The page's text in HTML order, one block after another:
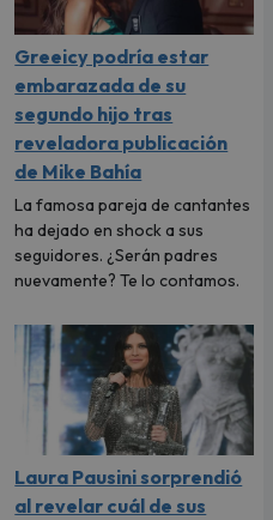
Greeicy podría estar
embarazada de su
segundo hijo tras
reveladora publicación
de Mike Bahía
La famosa pareja de cantantes
ha dejado en shock a sus
seguidores. ¿Serán padres
nuevamente? Te lo contamos.
Laura Pausini sorprendió
al revelar cuál de sus